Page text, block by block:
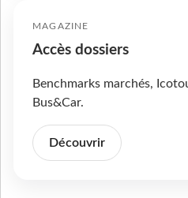
MAGAZINE
Accès dossiers
Benchmarks marchés,
Bus&Car.
Découvrir